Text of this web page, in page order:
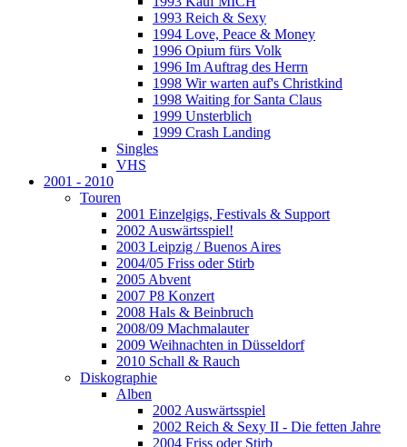
1993 Reich & Sexy
1994 Love, Peace & Money
1996 Opium fürs Volk
1996 Im Auftrag des Herrn
1998 Wir warten auf's Christkind
1998 Waiting for Santa Claus
1999 Unsterblich
1999 Crash Landing
Singles
VHS
2001 - 2010
Touren
2001 Einzelgigs, Festivals & Support
2002 Auswärtsspiel!
2003 Leipzig / Buenos Aires
2004/05 Friss oder Stirb
2005 Abvent
2007 P8 Konzert
2008 Hals & Beinbruch
2008/09 Machmalauter
2009 Weihnachten in Düsseldorf
2010 Schall & Rauch
Diskographie
Alben
2002 Auswärtsspiel
2002 Reich & Sexy II - Die fetten Jahre
2004 Friss oder Stirb